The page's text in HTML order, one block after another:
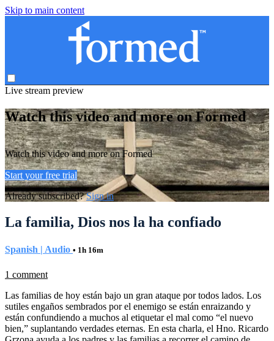
Skip to main content
Live stream preview
Watch this video and more on Formed
Watch this video and more on Formed
Start your free trial
Already subscribed?Sign in
La familia, Dios nos la ha confiado
Spanish | Audio • 1h 16m
1 comment
Las familias de hoy están bajo un gran ataque por todos lados. Los
sutiles engaños sembrados por el enemigo se están enraizando y
están confundiendo a muchos al etiquetar el mal como “el nuevo
bien,” suplantando verdades eternas. En esta charla, el Hno. Ricardo